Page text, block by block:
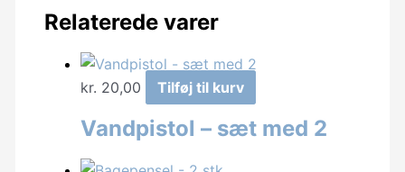
Relaterede varer
kr. 20,00 Tilføj til kurv
Vandpistol – sæt med 2